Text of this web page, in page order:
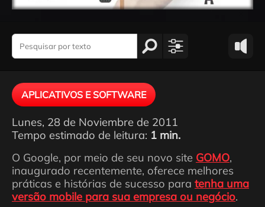
APLICATIVOS E SOFTWARE
Lunes, 28 de Noviembre de 2011
Tempo estimado de leitura: 1 min.
O Google, por meio de seu novo site GOMO,
inaugurado recentemente, oferece melhores
práticas e histórias de sucesso para tenha uma
versão mobile para sua empresa ou negócio.